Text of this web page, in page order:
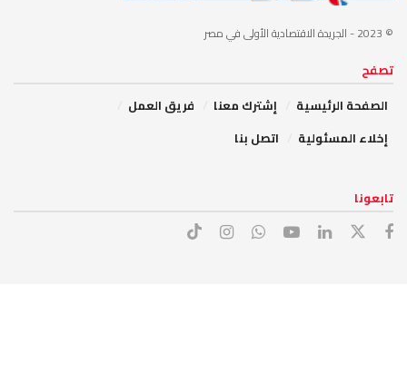
© 2023 - الجريدة الاقتصادية الأولى في مصر
تصفح
الصفحة الرئيسية
إشترك معنا
فريق العمل
إخلاء المسئولية
اتصل بنا
تابعونا